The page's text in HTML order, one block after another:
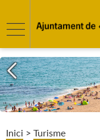
Inici > Turisme